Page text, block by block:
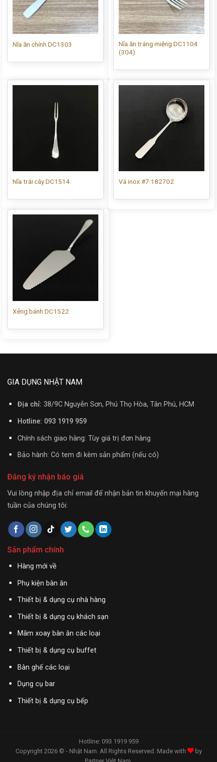
Nĩa ăn chính DC1303
Nĩa ăn tráng miệng DC1104
(304)
Nĩa trái cây DC1514 Vá inox #7 182702
Xẻng bánh DC1522
GIA DỤNG NHẬT NAM
Địa chỉ: 38/9C Nguyễn Sơn, Phú Thọ Hòa, Tân Phú, HCM
Hotline: 093 1919 959
Chính sách giao hàng: Tùy giá trị đơn hàng
Bảo hành: Có tem đi kèm sản phẩm (nếu có)
Đăng ký nhận báo giá
Vui lòng nhập địa chỉ email để nhận bản tin khuyến mại hàng
tuần của chúng tôi:
Sản phẩm chính
Hàng mới về
Phụ kiện bàn ăn
Thiết bị & dụng cụ nhà hàng
Thiết bị & dụng cụ khách sạn
Mâm xoay bàn ăn các loại
Thiết bị & dụng cụ buffet
Bàn ghế các loại
Dụng cụ bar
Thiết bị & dụng cụ bếp
Hotline: 093 1919 959
Copyright 2026 © - Nhật Nam. All Rights Reserved. Made with
by
Partner Việt Nam